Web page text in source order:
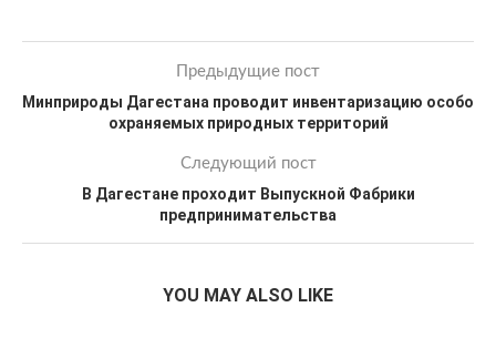
Предыдущие пост
Минприроды Дагестана проводит инвентаризацию особо
охраняемых природных территорий
Следующий пост
В Дагестане проходит Выпускной Фабрики
предпринимательства
YOU MAY ALSO LIKE